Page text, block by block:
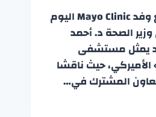
لقاء الوزير مع وفد Mayo Clinic اليوم
وزير الصحة د. أحمد
يمثل مستشفى
حيث ناقشا
المشترك في…